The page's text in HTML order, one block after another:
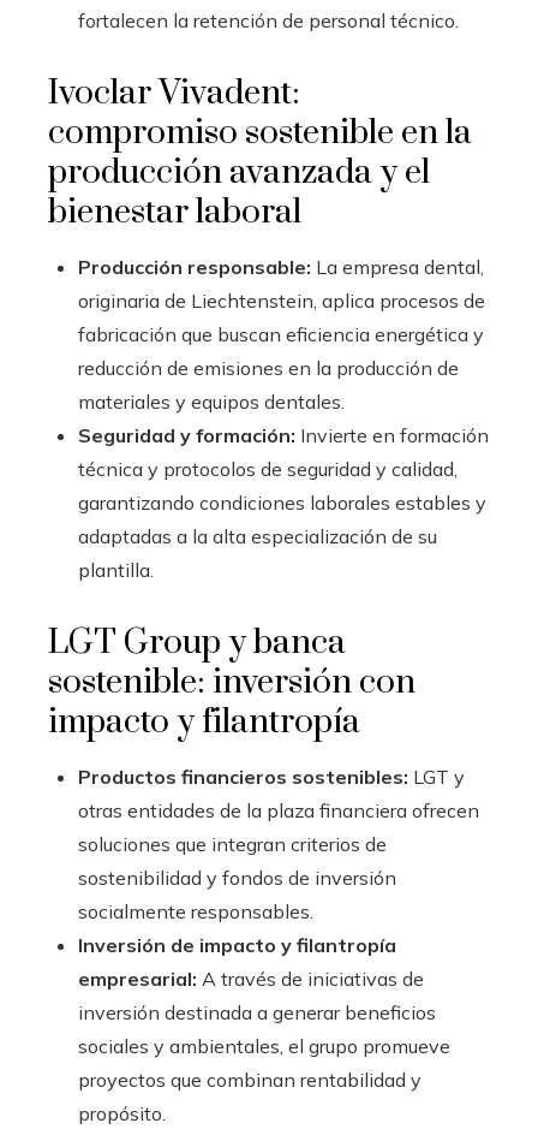
fortalecen la retención de personal técnico.
Ivoclar Vivadent:
compromiso sostenible en la
producción avanzada y el
bienestar laboral
Producción responsable: La empresa dental,
originaria de Liechtenstein, aplica procesos de
fabricación que buscan eficiencia energética y
reducción de emisiones en la producción de
materiales y equipos dentales.
Seguridad y formación: Invierte en formación
técnica y protocolos de seguridad y calidad,
garantizando condiciones laborales estables y
adaptadas a la alta especialización de su
plantilla.
LGT Group y banca
sostenible: inversión con
impacto y filantropía
Productos financieros sostenibles: LGT y
otras entidades de la plaza financiera ofrecen
soluciones que integran criterios de
sostenibilidad y fondos de inversión
socialmente responsables.
Inversión de impacto y filantropía
empresarial: A través de iniciativas de
inversión destinada a generar beneficios
sociales y ambientales, el grupo promueve
proyectos que combinan rentabilidad y
propósito.